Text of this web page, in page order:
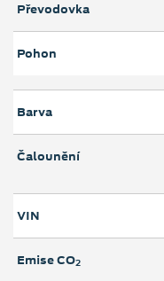
Převodovka
Pohon
Barva
Čalounění
VIN
Emise CO2